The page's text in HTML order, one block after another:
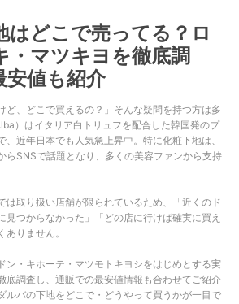
はどこで売ってる？ロ
・マツキヨを徹底調
安値も紹介
ど、どこで買えるの？」そんな疑問を持つ方は多
）はイタリア白トリュフを配合した韓国発のプ
、近年日本でも人気急上昇中。特に化粧下地は、
らSNSで話題となり、多くの美容ファンから支持
は取り扱い店舗が限られているため、「近くのド
見つからなかった」「どの店に行けば確実に買え
ありません。
ン・キホーテ・マツモトキヨシをはじめとする実
底調査し、通販での最安値情報も合わせてご紹介
ルバの下地をどこで・どうやって買うかが一目で